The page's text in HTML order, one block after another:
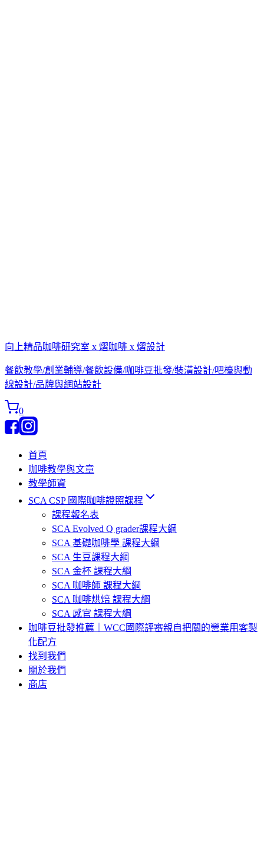
向上精品咖啡研究室 x 熠咖啡 x 熠設計
餐飲教學/創業輔導/餐飲設備/咖啡豆批發/裝潢設計/吧檯與動
線設計/品牌與網站設計
0
首頁
咖啡教學與文章
教學師資
SCA CSP 國際咖啡證照課程
課程報名表
SCA Evolved Q grader課程大綱
SCA 基礎咖啡學 課程大綱
SCA 生豆課程大綱
SCA 金杯 課程大綱
SCA 咖啡師 課程大綱
SCA 咖啡烘焙 課程大綱
SCA 感官 課程大綱
咖啡豆批發推薦｜WCC國際評審親自把關的營業用客製
化配方
找到我們
關於我們
商店